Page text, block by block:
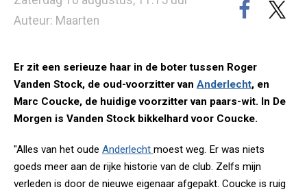
Auteur: Maarten
Er zit een serieuze haar in de boter tussen Roger
Vanden Stock, de oud-voorzitter van Anderlecht, en
Marc Coucke, de huidige voorzitter van paars-wit. In De
Morgen is Vanden Stock bikkelhard voor Coucke.
"Alles van het oude Anderlecht moest weg. Er was niets
goeds meer aan de rijke historie van de club. Zelfs mijn
verleden is door de nieuwe eigenaar afgepakt. Coucke is ruig